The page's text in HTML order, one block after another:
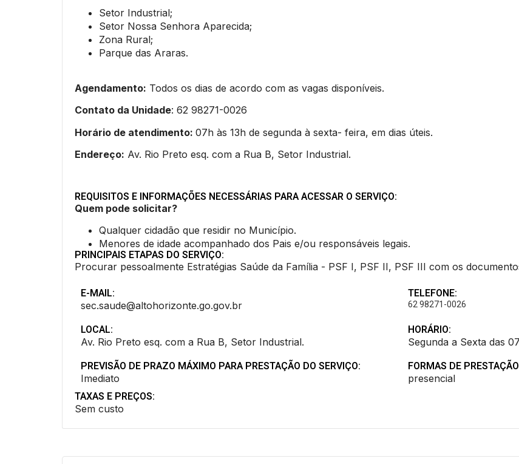
Setor Industrial;
Setor Nossa Senhora Aparecida;
Zona Rural;
Parque das Araras.
Agendamento: Todos os dias de acordo com as vagas disponíveis.
Contato da Unidade: 62 98271-0026
Horário de atendimento: 07h às 13h de segunda à sexta- feira, em dias úteis.
Endereço: Av. Rio Preto esq. com a Rua B, Setor Industrial.
REQUISITOS E INFORMAÇÕES NECESSÁRIAS PARA ACESSAR O SERVIÇO:
Quem pode solicitar?
Qualquer cidadão que residir no Município.
Menores de idade acompanhado dos Pais e/ou responsáveis legais.
PRINCIPAIS ETAPAS DO SERVIÇO:
Procurar pessoalmente Estratégias Saúde da Família - PSF I, PSF II, PSF III com os
E-MAIL:
sec.saude@altohorizonte.go.gov.br
TELEFONE:
62 98271-0026
LOCAL:
Av. Rio Preto esq. com a Rua B, Setor Industrial.
HORÁRIO:
Segunda a Sexta das
PREVISÃO DE PRAZO MÁXIMO PARA PRESTAÇÃO DO SERVIÇO:
Imediato
FORMAS DE
presencial
TAXAS E PREÇOS:
Sem custo